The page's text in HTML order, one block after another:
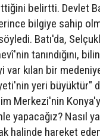
belirtti. Devlet
bilgiye sahip
Batı'da,
tanındığını,
var kılan bir
yeri büyüktür"
Merkezi'nin
yapacağız? Nasıl
halinde hareket